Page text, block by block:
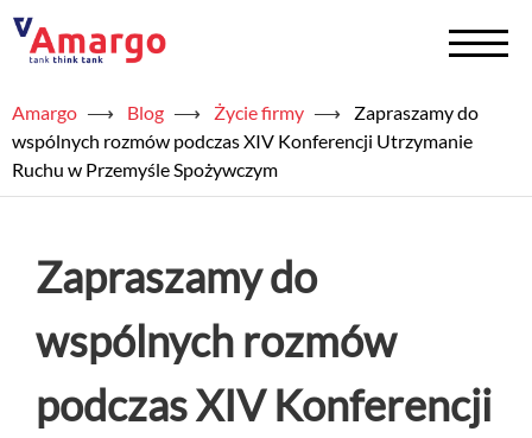
Zbiorniki na chemię
Zbiorniki na wodę +
Serwis
Półprodukty
Akademia TAED
Amargo ⟶ Blog ⟶ Życie firmy ⟶
Zapraszamy do
wspólnych rozmów podczas XIV Konferencji Utrzymanie
Ruchu w Przemyśle Spożywczym
Zapraszamy do
wspólnych rozmów
podczas XIV Konferencji